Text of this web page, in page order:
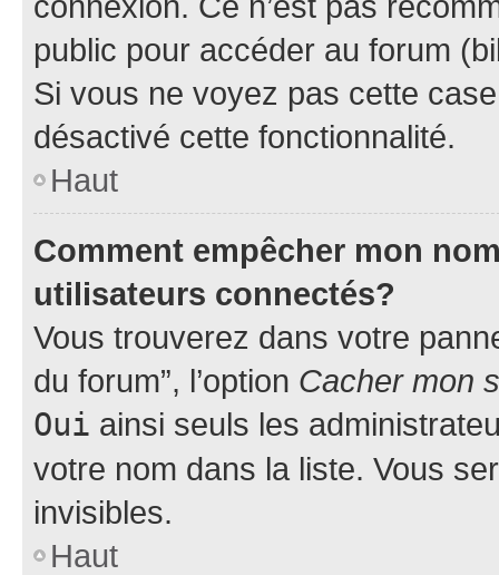
public pour accéder au forum
Si vous ne voyez pas cette
désactivé cette fonctionnalité.
Haut
Comment empêcher mon
utilisateurs connectés?
Vous trouverez dans votre
du forum”, l’option Cacher mon
Oui ainsi seuls les
votre nom dans la liste. Vous
invisibles.
Haut